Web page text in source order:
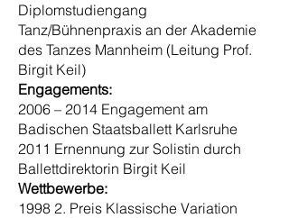
Diplomstudiengang
Tanz/Bühnenpraxis an der Akademie
des Tanzes Mannheim (Leitung Prof.
Birgit Keil)
Engagements:
2006 – 2014 Engagement am
Badischen Staatsballett Karlsruhe
2011 Ernennung zur Solistin durch
Ballettdirektorin Birgit Keil
Wettbewerbe:
1998 2. Preis Klassische Variation